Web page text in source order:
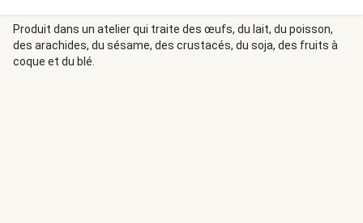
Produit dans un atelier qui traite des œufs, du lait, du poisson,
des arachides, du sésame, des crustacés, du soja, des fruits à
coque et du blé.